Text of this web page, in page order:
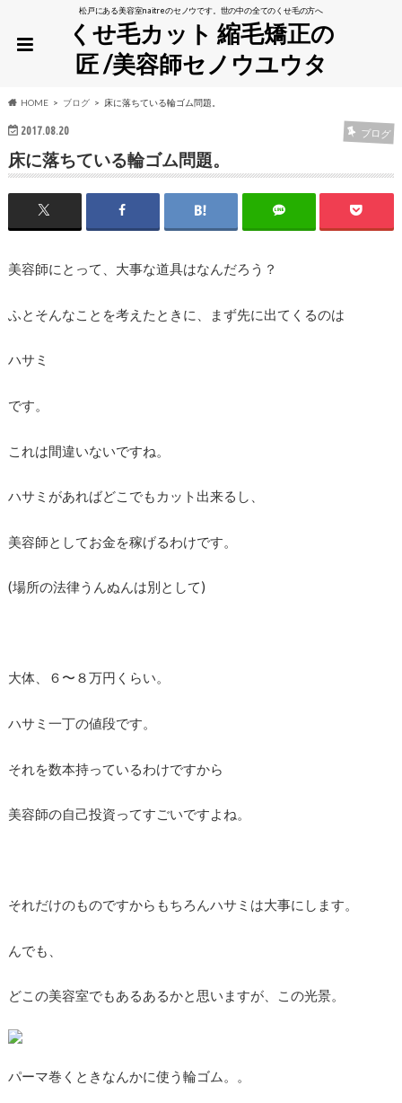
松戸にある美容室naitreのセノウです。世の中の全てのくせ毛の方へ
くせ毛カット 縮毛矯正の
匠 /美容師セノウユウタ
HOME ブログ 床に落ちている輪ゴム問題。
2017.08.20 ブログ
床に落ちている輪ゴム問題。
美容師にとって、大事な道具はなんだろう？
ふとそんなことを考えたときに、まず先に出てくるのは
ハサミ
です。
これは間違いないですね。
ハサミがあればどこでもカット出来るし、
美容師としてお金を稼げるわけです。
(場所の法律うんぬんは別として)
大体、６〜８万円くらい。
ハサミ一丁の値段です。
それを数本持っているわけですから
美容師の自己投資ってすごいですよね。
それだけのものですからもちろんハサミは大事にします。
んでも、
どこの美容室でもあるあるかと思いますが、この光景。
パーマ巻くときなんかに使う輪ゴム。。